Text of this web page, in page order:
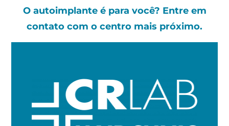
O autoimplante é para você? Entre em
contato com o centro mais próximo.